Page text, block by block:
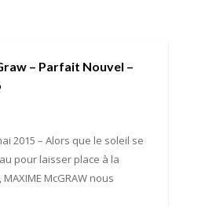
– Parfait Nouvel –
2015 – Alors que le soleil se
pour laisser place à la
McGRAW nous